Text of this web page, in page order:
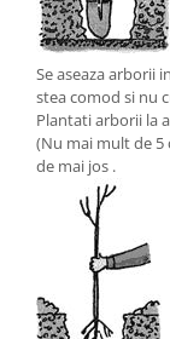
Se aseaza arborii
stea comod si nu
Plantati arborii la
(Nu mai mult de 5
de mai jos .